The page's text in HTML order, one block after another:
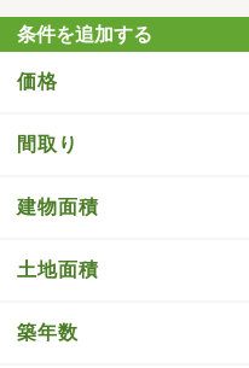
条件を追加する
価格
間取り
建物面積
土地面積
築年数